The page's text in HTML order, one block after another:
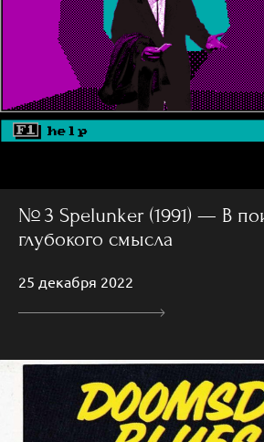
№ 3 Spelunker (1991) — В
глубокого смысла
25 декабря 2022